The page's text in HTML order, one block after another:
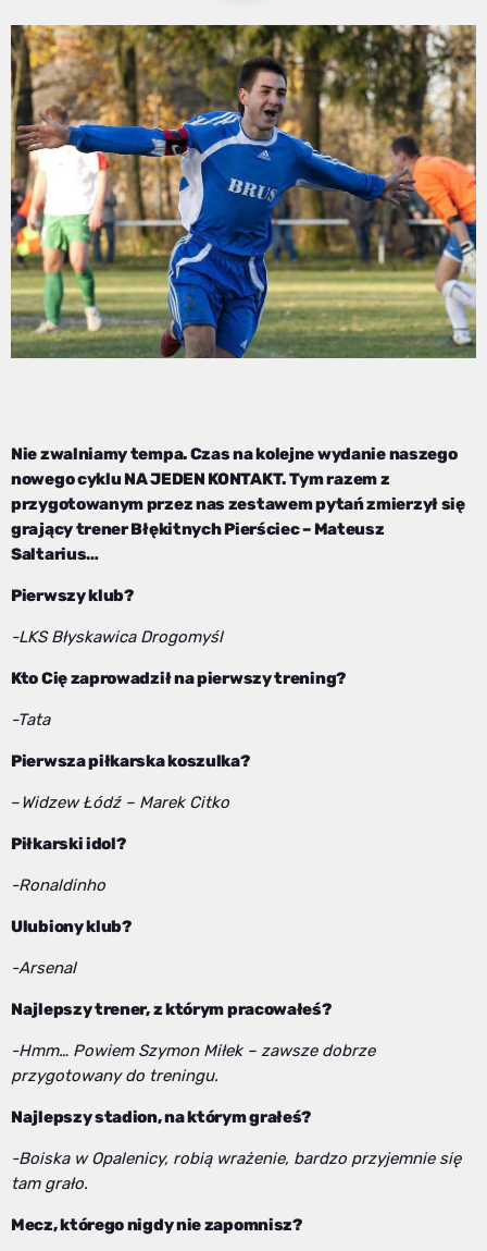
Nie zwalniamy tempa. Czas na kolejne wydanie naszego
nowego cyklu NA JEDEN KONTAKT. Tym razem z
przygotowanym przez nas zestawem pytań zmierzył się
grający trener Błękitnych Pierściec – Mateusz
Saltarius…
Pierwszy klub?
-LKS Błyskawica Drogomyśl
Kto Cię zaprowadził na pierwszy trening?
-Tata
Pierwsza piłkarska koszulka?
–Widzew Łódź – Marek Citko
Piłkarski idol?
-Ronaldinho
Ulubiony klub?
-Arsenal
Najlepszy trener, z którym pracowałeś?
-Hmm… Powiem Szymon Miłek – zawsze dobrze
przygotowany do treningu.
Najlepszy stadion, na którym grałeś?
-Boiska w Opalenicy, robią wrażenie, bardzo przyjemnie się
tam grało.
Mecz, którego nigdy nie zapomnisz?